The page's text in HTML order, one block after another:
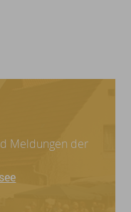
Meldungen der